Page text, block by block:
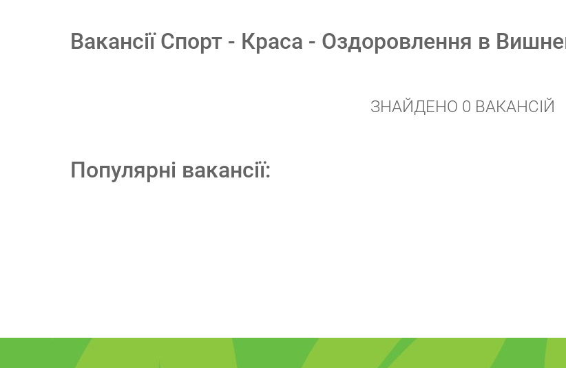
Вакансії Спорт - Краса - Оздоровлення в
ЗНАЙДЕНО 0 ВАКАНСІЙ
Популярні вакансії: